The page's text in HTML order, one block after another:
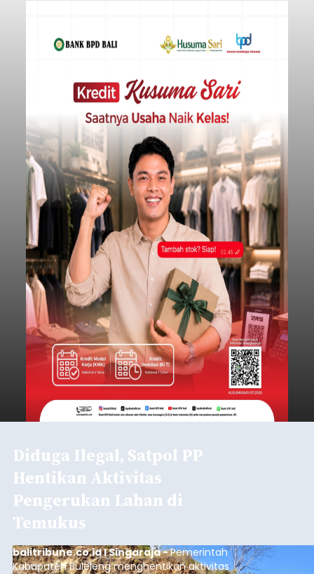
Diduga Ilegal, Satpol PP
Hentikan Aktivitas
Pengerukan Lahan di
Temukus
balitribune.co.id I Singaraja -Pemerintah
Kabupaten Buleleng menghentikan aktivitas